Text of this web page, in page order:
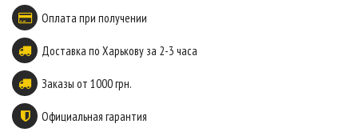
Оплата при получении
Доставка по Харькову за 2-3 часа
Заказы от 1000 грн.
Официальная гарантия